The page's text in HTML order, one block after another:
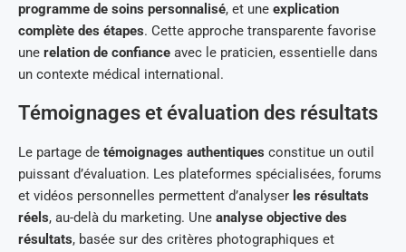
programme de soins personnalisé, et une explication
complète des étapes. Cette approche transparente favorise
une relation de confiance avec le praticien, essentielle dans
un contexte médical international.
Témoignages et évaluation des résultats
Le partage de témoignages authentiques constitue un outil
puissant d’évaluation. Les plateformes spécialisées, forums
et vidéos personnelles permettent d’analyser les résultats
réels, au-delà du marketing. Une analyse objective des
résultats, basée sur des critères photographiques et